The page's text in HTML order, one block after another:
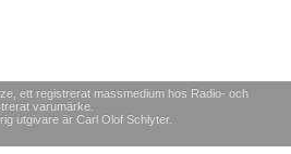
ett registrerat massmedium hos Radio- och
varumärke.
utgivare är Carl Olof Schlyter.